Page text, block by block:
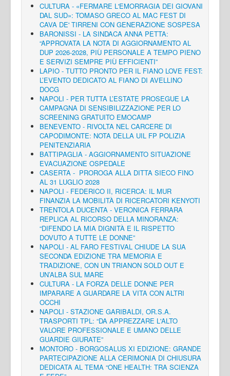
CULTURA - «FERMARE L'EMORRAGIA DEI GIOVANI
DAL SUD»: TOMASO GRECO AL MAC FEST DI
CAVA DE' TIRRENI CON GENERAZIONE SOSPESA
BARONISSI - LA SINDACA ANNA PETTA:
“APPROVATA LA NOTA DI AGGIORNAMENTO AL
DUP 2026-2028, PIÙ PERSONALE A TEMPO PIENO
E SERVIZI SEMPRE PIÙ EFFICIENTI”
LAPIO - TUTTO PRONTO PER IL FIANO LOVE FEST:
L’EVENTO DEDICATO AL FIANO DI AVELLINO
DOCG
NAPOLI - PER TUTTA L’ESTATE PROSEGUE LA
CAMPAGNA DI SENSIBILIZZAZIONE PER LO
SCREENING GRATUITO EMOCAMP
BENEVENTO - RIVOLTA NEL CARCERE DI
CAPODIMONTE: NOTA DELLA UIL FP POLIZIA
PENITENZIARIA
BATTIPAGLIA - AGGIORNAMENTO SITUAZIONE
EVACUAZIONE OSPEDALE
CASERTA - PROROGA ALLA DITTA SIECO FINO
AL 31 LUGLIO 2028
NAPOLI - FEDERICO II, RICERCA: IL MUR
FINANZIA LA MOBILITÀ DI RICERCATORI KENYOTI
TRENTOLA DUCENTA - VERONICA FERRARA
REPLICA AL RICORSO DELLA MINORANZA:
“DIFENDO LA MIA DIGNITÀ E IL RISPETTO
DOVUTO A TUTTE LE DONNE”
NAPOLI - AL FARO FESTIVAL CHIUDE LA SUA
SECONDA EDIZIONE TRA MEMORIA E
TRADIZIONE, CON UN TRIANON SOLD OUT E
UN’ALBA SUL MARE
CULTURA - LA FORZA DELLE DONNE PER
IMPARARE A GUARDARE LA VITA CON ALTRI
OCCHI
NAPOLI - STAZIONE GARIBALDI, OR.S.A.
TRASPORTI TPL: “DA APPREZZARE L'ALTO
VALORE PROFESSIONALE E UMANO DELLE
GUARDIE GIURATE”
MONTORO - BORGOSALUS XI EDIZIONE: GRANDE
PARTECIPAZIONE ALLA CERIMONIA DI CHIUSURA
DEDICATA AL TEMA “ONE HEALTH: TRA SCIENZA